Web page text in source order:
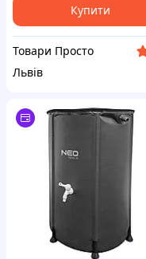
Купити
Товари Просто
Львів